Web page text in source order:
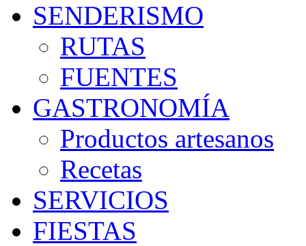
SENDERISMO
RUTAS
FUENTES
GASTRONOMÍA
Productos artesanos
Recetas
SERVICIOS
FIESTAS